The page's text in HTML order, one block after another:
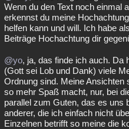
Wenn du den Text noch einmal
erkennst du meine
helfen kann und will. Ich habe
Beiträge Hochachtung dir
@yo, ja, das finde ich auch. Da
(Gott sei Lob und Dank) viele
Ordnung sind. Meine
so mehr Spaß macht, nur, bei
parallel zum Guten, das es uns
anderer, die ich einfach nicht
Einzelnen betrifft so meine die